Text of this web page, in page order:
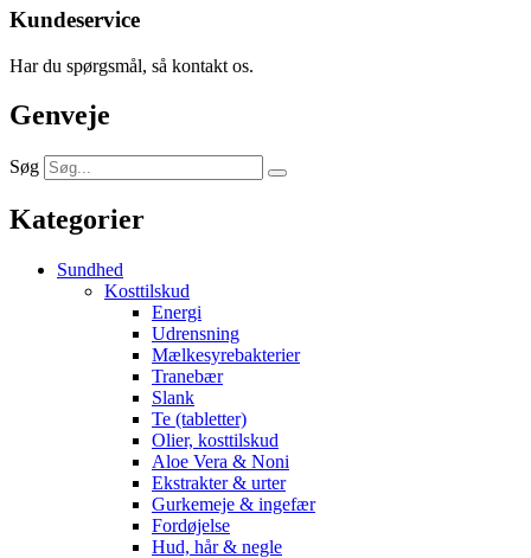
Kundeservice
Har du spørgsmål, så kontakt os.
Genveje
Søg
Kategorier
Sundhed
Kosttilskud
Energi
Udrensning
Mælkesyrebakterier
Tranebær
Slank
Te (tabletter)
Olier, kosttilskud
Aloe Vera & Noni
Ekstrakter & urter
Gurkemeje & ingefær
Fordøjelse
Hud, hår & negle